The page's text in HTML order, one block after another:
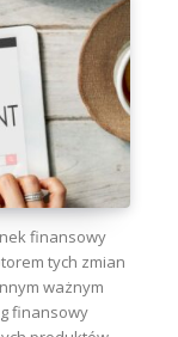
finansowy
tych zmian
ważnym
finansowy